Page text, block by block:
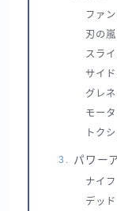
ファ
刃の嵐
スラ
サイ
グレ
モー
トク
パワー
ナイ
デッ